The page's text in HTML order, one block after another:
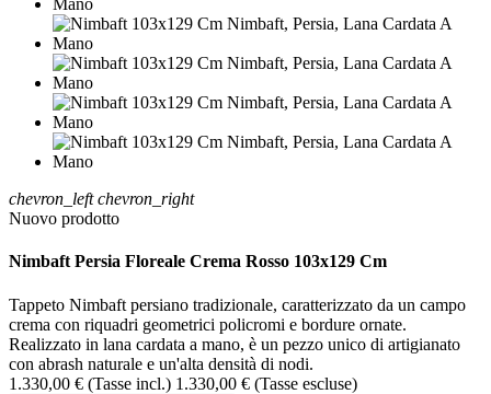
chevron_left chevron_right
Nuovo prodotto
Nimbaft Persia Floreale Crema Rosso 103x129 Cm
Tappeto Nimbaft persiano tradizionale, caratterizzato da un campo
crema con riquadri geometrici policromi e bordure ornate.
Realizzato in lana cardata a mano, è un pezzo unico di artigianato
con abrash naturale e un'alta densità di nodi.
1.330,00 € (Tasse incl.) 1.330,00 € (Tasse escluse)